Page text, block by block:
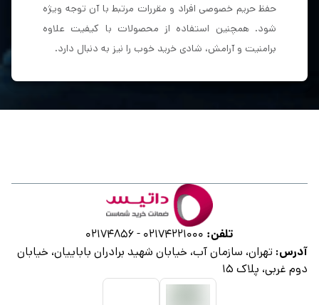
حفظ حریم خصوصی افراد و مقررات مرتبط با آن توجه ویژه
شود. همچنین استفاده از محصولات با کیفیت علاوه
برامنیت و آرامش، شادی خرید خوب را نیز به دنبال دارد.
تلفن: 02174221000
-
02174856
آدرس: تهران، سازمان آب، خیابان شهید برادران باباییان، خیابان
دوم غربی، پلاک ۱۵